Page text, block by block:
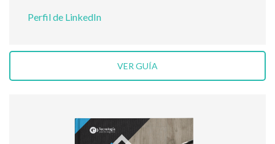
Perfil de LinkedIn
VER GUÍA